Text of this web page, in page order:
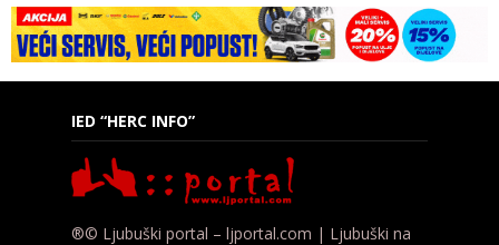
IED “HERC INFO”
®© Ljubuški portal – ljportal.com | Ljubuški na